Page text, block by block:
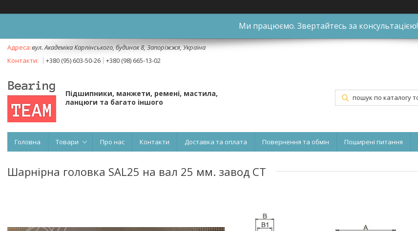
Ми працюємо. Звертайтесь за консультацією!
вул. Академіка Карпінського, будинок 8, Запоріжжя, Україна
+380 (95) 603-50-26
+380 (98) 665-13-02
Підшипники, манжети, ремені, мастила,
ланцюги та багато іншого
Головна Товари Про нас Контакти Доставка та оплата Повернення та обмін Поширені питання
Шарнірна головка SAL25 на вал 25 мм. завод CT